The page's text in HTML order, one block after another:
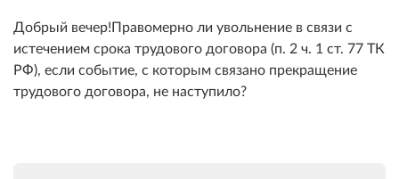
Добрый вечер!Правомерно ли увольнение в связи с
истечением срока трудового договора (п. 2 ч. 1 ст. 77 ТК
РФ), если событие, с которым связано прекращение
трудового договора, не наступило?